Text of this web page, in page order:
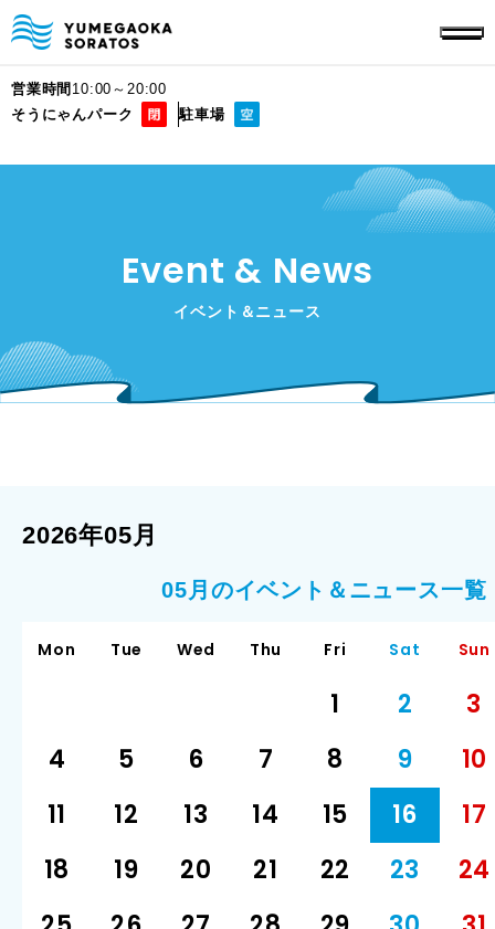
営業時間 10:00～20:00
そうにゃんパーク
駐車場
Event & News
イベント＆ニュース
2026年05月
05月のイベント＆ニュース一
Mon Tue Wed Thu Fri Sat Sun
1 2
3
4
5 6 7 8 9
10
11
12 13 14 15 16
17
18
19 20 21 22 23
24